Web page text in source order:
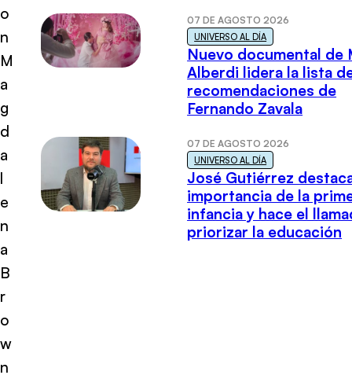
o
n
M
a
g
d
a
l
e
n
a
B
r
o
w
n
07 DE AGOSTO 2026
UNIVERSO AL DÍA
Nuevo documental de
Alberdi lidera la lista
recomendaciones de
Fernando Zavala
07 DE AGOSTO 2026
UNIVERSO AL DÍA
José Gutiérrez
importancia de la
infancia y hace el
priorizar la educación